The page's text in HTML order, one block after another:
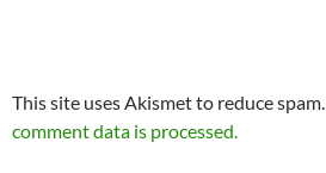
This site uses Akismet to reduce spam.
comment data is processed.